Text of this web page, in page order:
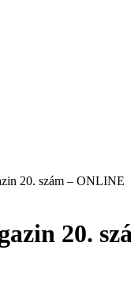
20. szám – ONLINE
20.